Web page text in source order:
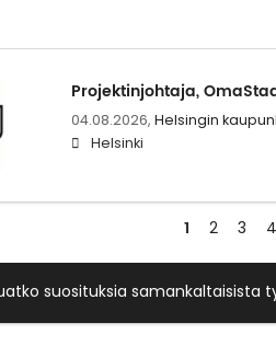
Projektinjohtaja,
04.08.2026, Helsingin
Helsinki
1 2 3 4
suosituksia samankaltaisista